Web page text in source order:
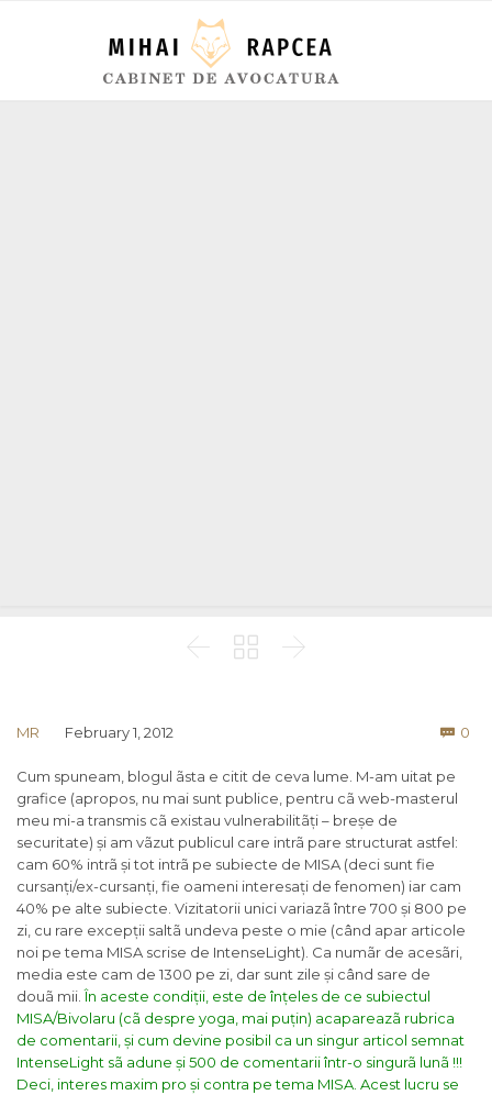
  
MR February 1, 2012  0
Cum spuneam, blogul ãsta e citit de ceva lume. M-am uitat pe
grafice (apropos, nu mai sunt publice, pentru cã web-masterul
meu mi-a transmis cã existau vulnerabilitãți – breșe de
securitate) și am vãzut publicul care intrã pare structurat astfel:
cam 60% intrã și tot intrã pe subiecte de MISA (deci sunt fie
cursanți/ex-cursanți, fie oameni interesați de fenomen) iar cam
40% pe alte subiecte. Vizitatorii unici variazã între 700 și 800 pe
zi, cu rare excepții saltã undeva peste o mie (când apar articole
noi pe tema MISA scrise de IntenseLight). Ca numãr de acesãri,
media este cam de 1300 pe zi, dar sunt zile și când sare de
douã mii.În aceste condiții, este de înțeles de ce subiectul
MISA/Bivolaru (cã despre yoga, mai puțin) acapareazã rubrica
de comentarii, și cum devine posibil ca un singur articol semnat
IntenseLight sã adune și 500 de comentarii într-o singurã lunã !!!
Deci, interes maxim pro și contra pe tema MISA. Acest lucru se